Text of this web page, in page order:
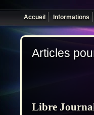
Accueil Informations
Articles
Libre